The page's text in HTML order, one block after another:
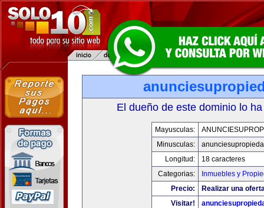
El dueño de este dominio lo
Mayusculas:
Minusculas:
Longitud:
18 caracteres
Categorias:
Inmuebles y
Precio:
Realizar una
Visitar!